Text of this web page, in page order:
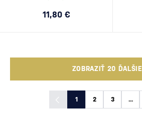
11,80 €
ZOBRAZIŤ 20 ĎALŠIE
1 2 3 ...